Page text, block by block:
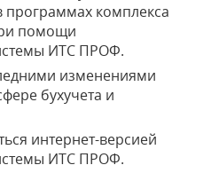
комплекса
помощи
ИТС ПРОФ.
изменениями
бухучета и
интернет-версией
ИТС ПРОФ.